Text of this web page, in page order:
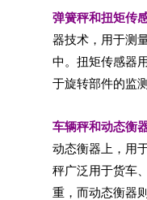
弹簧秤和扭矩传
器技术，用于测
中。扭矩传感器
于旋转部件的监
车辆秤和动态衡
动态衡器上，用
秤广泛用于货车
重，而动态衡器